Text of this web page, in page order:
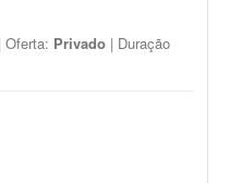
| Oferta: Privado | Duração